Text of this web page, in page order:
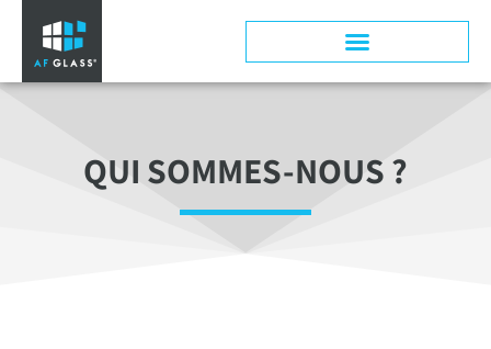
QUI SOMMES-NOUS ?
Panneau de gestion des cookies